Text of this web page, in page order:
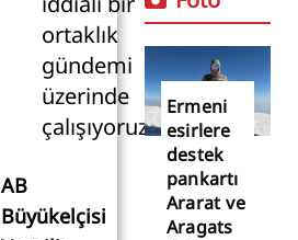
ortaklık
gündemi
üzerinde
çalışıyoruz”
AB
Büyükelçisi
Ermeni
esirlere
destek
pankartı
Ararat ve
Aragats